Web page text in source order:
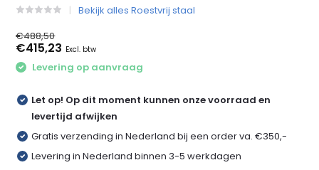
Bekijk alles Roestvrij staal
€488,50
€415,23 Excl. btw
Levering op aanvraag
Let op! Op dit moment kunnen onze voorraad en
levertijd afwijken
Gratis verzending in Nederland bij een order va. €350,-
Levering in Nederland binnen 3-5 werkdagen